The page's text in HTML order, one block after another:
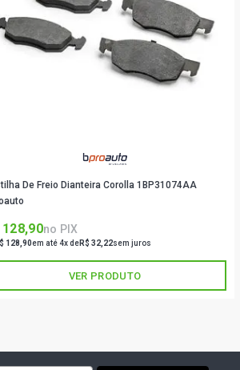
De Freio Dianteira Corolla 1BP31074AA
128,90no PIX
128,90em até 4x deR$ 32,22sem juros
VER PRODUTO